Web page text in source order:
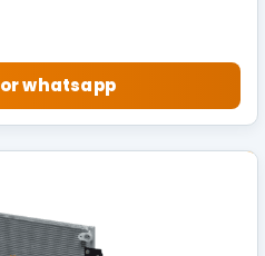
whatsapp